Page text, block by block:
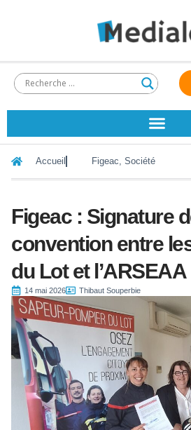
Accueil Figeac, Société
Figeac : Signature
convention entre
du Lot et l’ARSEAA
14 mai 2026 Thibaut Souperbie